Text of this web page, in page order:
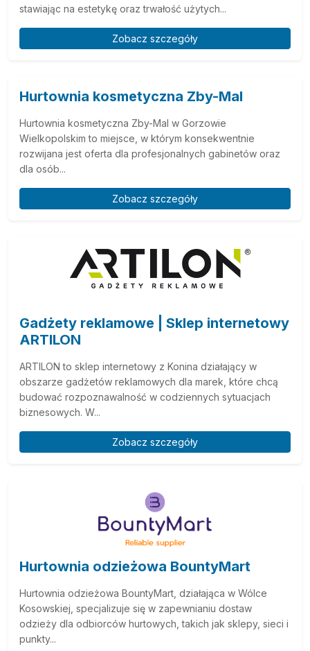
stawiając na estetykę oraz trwałość użytych...
Zobacz szczegóły
Hurtownia kosmetyczna Zby-Mal
Hurtownia kosmetyczna Zby-Mal w Gorzowie
Wielkopolskim to miejsce, w którym konsekwentnie
rozwijana jest oferta dla profesjonalnych gabinetów oraz
dla osób...
Zobacz szczegóły
Gadżety reklamowe | Sklep internetowy
ARTILON
ARTILON to sklep internetowy z Konina działający w
obszarze gadżetów reklamowych dla marek, które chcą
budować rozpoznawalność w codziennych sytuacjach
biznesowych. W...
Zobacz szczegóły
Hurtownia odzieżowa BountyMart
Hurtownia odzieżowa BountyMart, działająca w Wólce
Kosowskiej, specjalizuje się w zapewnianiu dostaw
odzieży dla odbiorców hurtowych, takich jak sklepy, sieci i
punkty...